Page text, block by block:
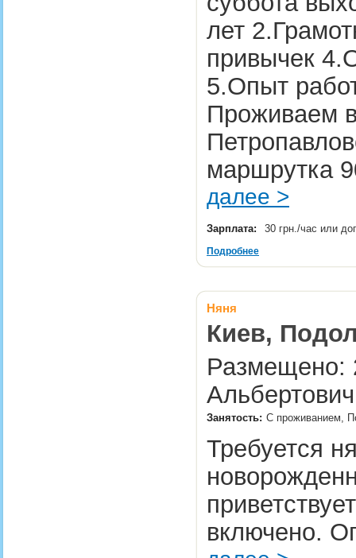
лет
привычек
5.Опыт
Проживаем
маршрутка
далее >
Зарплата: 30 грн./час или
Подробнее
Няня
Киев,
Размещено:
Занятость: С проживанием,
Требуется
включено.